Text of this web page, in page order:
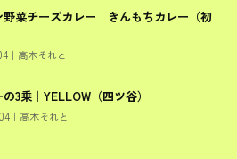
区
野菜チーズカレー｜きんもちカレー（初
｜ 高木それと
区3乗｜YELLOW（四ツ谷）
｜ 高木それと